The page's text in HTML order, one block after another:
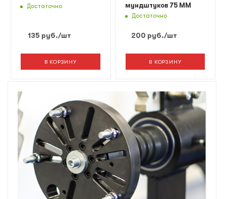
Достаточно
135 руб./шт
В КОРЗИНУ
мундштуков 75 ММ
Достаточно
200 руб./шт
В КОРЗИНУ